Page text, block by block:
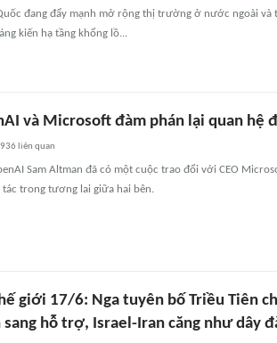
đang đẩy mạnh mở rộng thị trường ở nước ngoài
kiến hạ tầng khổng lồ...
và Microsoft đàm phán lại quan hệ
liên quan
Sam Altman đã có một cuộc trao đổi với CEO
tác trong tương lai giữa hai bên.
giới 17/6: Nga tuyên bố Triều Tiên
sang hỗ trợ, Israel-Iran căng như dây